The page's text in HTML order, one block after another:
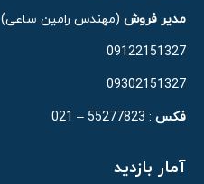
مدیر فروش (مهندس رامین ساعی)
09122151327
09302151327
فکس : 55277823 – 021
آمار بازدید